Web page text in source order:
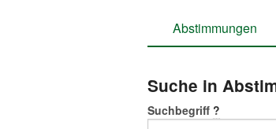
Abstimmungen
Suche in
Suchbegriff ?